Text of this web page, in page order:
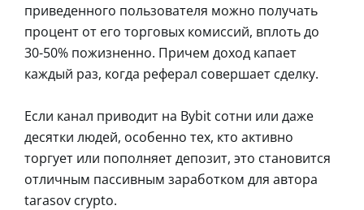
приведенного пользователя можно получать
процент от его торговых комиссий, вплоть до
30-50% пожизненно. Причем доход капает
каждый раз, когда реферал совершает сделку.
Если канал приводит на Bybit сотни или даже
десятки людей, особенно тех, кто активно
торгует или пополняет депозит, это становится
отличным пассивным заработком для автора
tarasov crypto.